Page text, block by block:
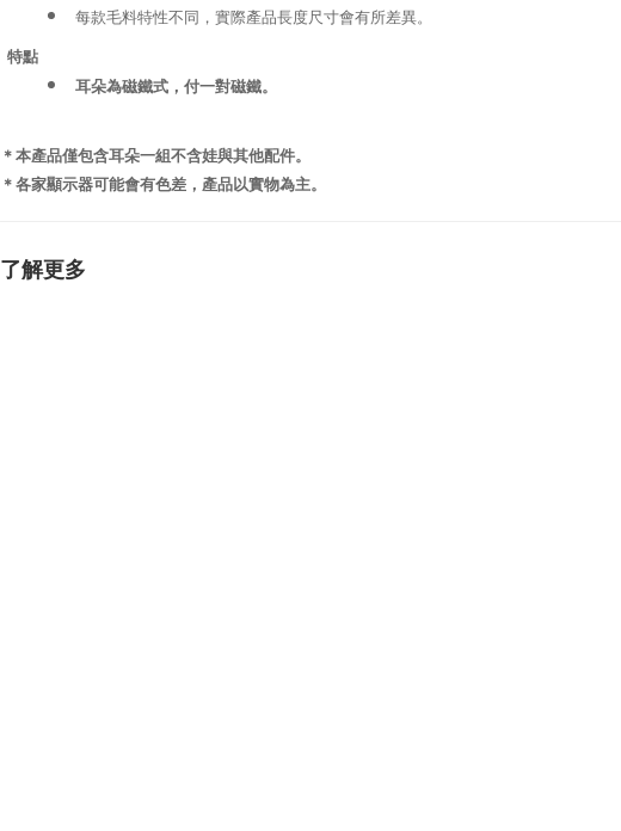
每款毛料特性不同，實際產品長度尺寸會有所差異。
特點
耳朵為磁鐵式，付一對磁鐵。
＊本產品僅包含耳朵一組不含娃與其他配件。
＊各家顯示器可能會有色差，產品以實物為主。
了解更多